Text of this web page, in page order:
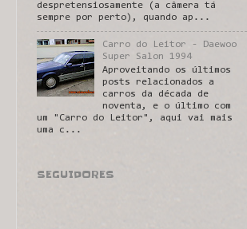
despretensiosamente (a câmera tá
sempre por perto), quando ap...
Carro do Leitor - Daewoo
Super Salon 1994
Aproveitando os últimos
posts relacionados a
carros da década de
noventa, e o último com
um "Carro do Leitor", aqui vai mais
uma c...
SEGUIDORES